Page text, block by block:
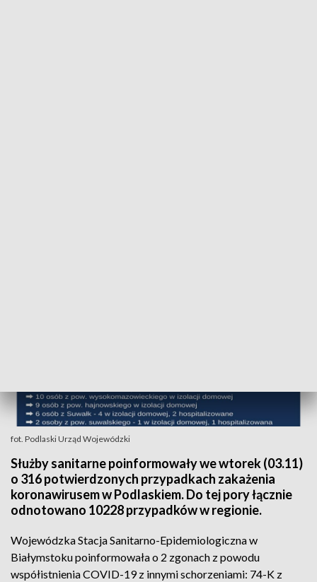
fot. Podlaski Urząd Wojewódzki
Służby sanitarne poinformowały we wtorek (03.11)
o 316 potwierdzonych przypadkach zakażenia
koronawirusem w Podlaskiem. Do tej pory łącznie
odnotowano 10228 przypadków w regionie.
Wojewódzka Stacja Sanitarno-Epidemiologiczna w
Białymstoku poinformowała o 2 zgonach z powodu
współistnienia COVID-19 z innymi schorzeniami: 74-K z